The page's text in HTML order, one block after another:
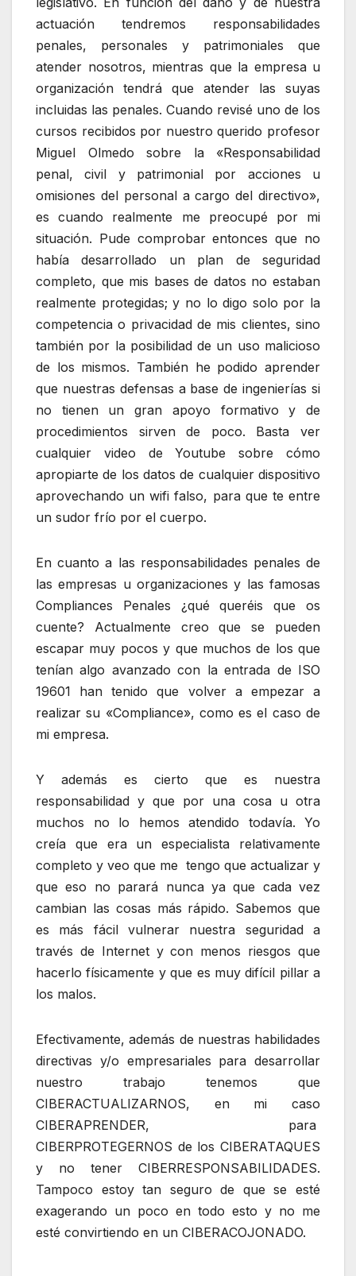
actuación tendremos responsabilidades
penales, personales y patrimoniales que
atender nosotros, mientras que la empresa u
organización tendrá que atender las suyas
incluidas las penales. Cuando revisé uno de los
cursos recibidos por nuestro querido profesor
Miguel Olmedo sobre la «Responsabilidad
penal, civil y patrimonial por acciones u
omisiones del personal a cargo del directivo»,
es cuando realmente me preocupé por mi
situación. Pude comprobar entonces que no
había desarrollado un plan de seguridad
completo, que mis bases de datos no estaban
realmente protegidas; y no lo digo solo por la
competencia o privacidad de mis clientes, sino
también por la posibilidad de un uso malicioso
de los mismos. También he podido aprender
que nuestras defensas a base de ingenierías si
no tienen un gran apoyo formativo y de
procedimientos sirven de poco. Basta ver
cualquier video de Youtube sobre cómo
apropiarte de los datos de cualquier dispositivo
aprovechando un wifi falso, para que te entre
un sudor frío por el cuerpo.
En cuanto a las responsabilidades penales de
las empresas u organizaciones y las famosas
Compliances Penales ¿qué queréis que os
cuente? Actualmente creo que se pueden
escapar muy pocos y que muchos de los que
tenían algo avanzado con la entrada de ISO
19601 han tenido que volver a empezar a
realizar su «Compliance», como es el caso de
mi empresa.
Y además es cierto que es nuestra
responsabilidad y que por una cosa u otra
muchos no lo hemos atendido todavía. Yo
creía que era un especialista relativamente
completo y veo que me tengo que actualizar y
que eso no parará nunca ya que cada vez
cambian las cosas más rápido. Sabemos que
es más fácil vulnerar nuestra seguridad a
través de Internet y con menos riesgos que
hacerlo físicamente y que es muy difícil pillar a
los malos.
Efectivamente, además de nuestras habilidades
directivas y/o empresariales para desarrollar
nuestro trabajo tenemos que
CIBERACTUALIZARNOS, en mi caso
CIBERAPRENDER, para
CIBERPROTEGERNOS de los CIBERATAQUES
y no tener CIBERRESPONSABILIDADES.
Tampoco estoy tan seguro de que se esté
exagerando un poco en todo esto y no me
esté convirtiendo en un CIBERACOJONADO.